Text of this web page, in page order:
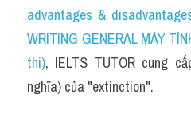
Idiom
Grammar
Collocation
advantages &
WRITING GENERAL MÁY
thi), IELTS TUTOR cung
nghĩa) của "extinction".